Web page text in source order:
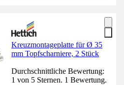
Kreuzmontageplatte für Ø 35
mm Topfscharniere, 2 Stück
Durchschnittliche Bewertung:
1 von 5 Sternen. 1 Bewertung.